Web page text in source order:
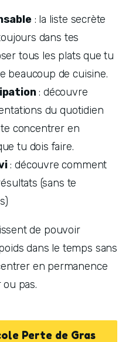
: la liste secrète
dans tes
tous les plats que tu
beaucoup de cuisine.
: découvre
du quotidien
concentrer en
tu dois faire.
: découvre comment
(sans te
de pouvoir
dans le temps sans
en permanence
pas.
Perte de Gras